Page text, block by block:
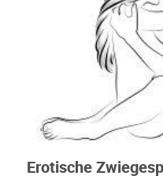
Erotische